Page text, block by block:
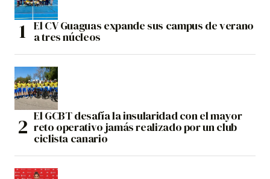
El CV Guaguas expande sus campus de verano
a tres núcleos
El GCBT desafía la insularidad con el mayor
reto operativo jamás realizado por un club
ciclista canario